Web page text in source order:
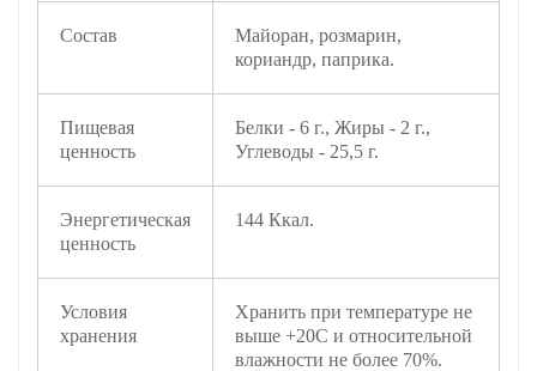
Состав
Майоран, розмарин,
кориандр, паприка.
Пищевая
ценность
Белки - 6 г., Жиры - 2 г.,
Углеводы - 25,5 г.
Энергетическая
ценность
144 Ккал.
Условия
хранения
Хранить при температуре не
выше +20С и относительной
влажности не более 70%.